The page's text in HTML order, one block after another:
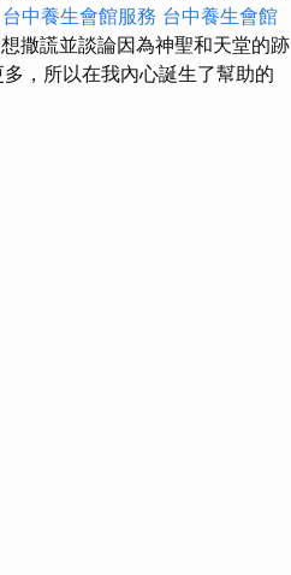
台中養生會館服務 台中養生會館
撒謊並談論因為神聖和天堂的跡
，所以在我內心誕生了幫助的